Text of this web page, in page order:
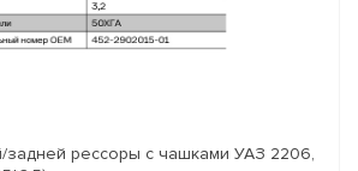
рессоры с чашками УАЗ 2206,